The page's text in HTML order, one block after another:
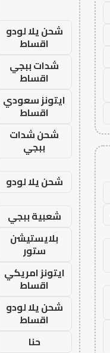
شحن يلا لودو
اقساط
شدات ببجي
اقساط
ايتونز سعودي
اقساط
شحن شدات
ببجي
شحن يلا لودو
شعبية ببجي
بلايستيشن
ستور
ايتونز امريكي
اقساط
شحن يلا لودو
اقساط
حنا